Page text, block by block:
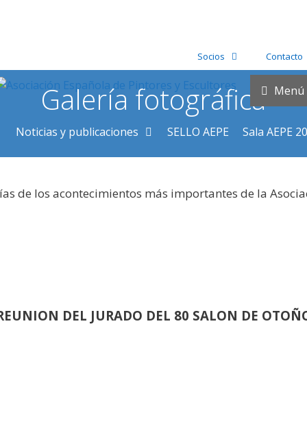
Socios Contacto
Menú
Noticias y publicaciones SELLO AEPE Sala AEPE
Galería fotográfica
de los acontecimientos más importantes de la
DEL JURADO DEL 80 SALON DE